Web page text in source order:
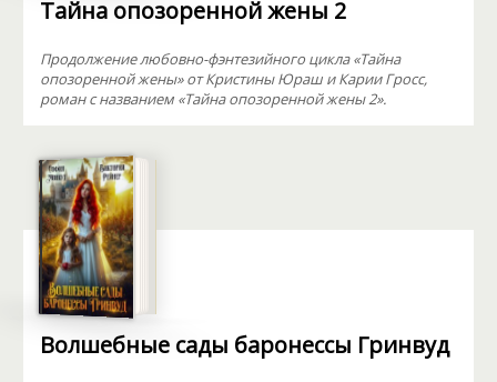
Тайна опозоренной жены 2
Продолжение любовно-фэнтезийного цикла «Тайна
опозоренной жены» от Кристины Юраш и Карии Гросс,
роман с названием «Тайна опозоренной жены 2».
Волшебные сады баронессы Гринвуд